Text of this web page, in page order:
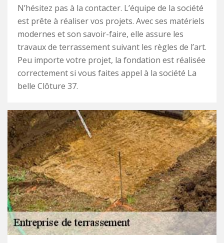
N’hésitez pas à la contacter. L’équipe de la société
est prête à réaliser vos projets. Avec ses matériels
modernes et son savoir-faire, elle assure les
travaux de terrassement suivant les règles de l’art.
Peu importe votre projet, la fondation est réalisée
correctement si vous faites appel à la société La
belle Clôture 37.